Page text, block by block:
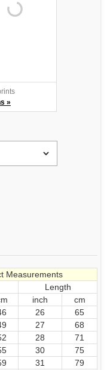
»
Measurements
Length
inch
cm
26
65
27
68
28
71
30
75
31
79